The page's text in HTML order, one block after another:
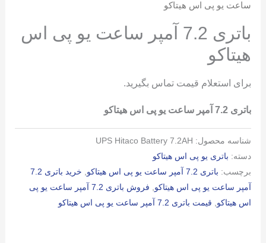
ساعت یو پی اس هیتاکو
باتری 7.2 آمپر ساعت یو پی اس
هیتاکو
برای استعلام قیمت تماس بگیرید.
باتری 7.2 آمپر ساعت یو پی اس هیتاکو
شناسه محصول: UPS Hitaco Battery 7.2AH
دسته: باتری یو پی اس هیتاکو
برچسب: باتری 7.2 آمپر ساعت یو پی اس هیتاکو
خرید باتری 7.2
آمپر ساعت یو پی اس هیتاکو
فروش باتری 7.2 آمپر ساعت یو پی
اس هیتاکو
قیمت باتری 7.2 آمپر ساعت یو پی اس هیتاکو